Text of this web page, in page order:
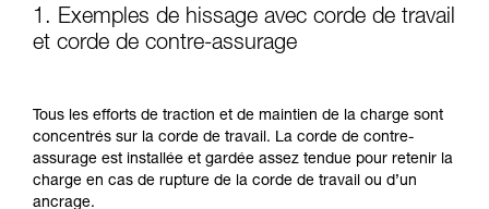
pouvoir comprendre ce complément
d’informations.
Maîtriser ces techniques nécessite une
la manipulation, seul, en toute sécurité, avant
de la reproduire en autonomie.
Nous donnons des exemples de techniques
liées à votre activité. Il peut en exister d’autres
1. Exemples de hissage avec corde de travail
et corde de contre-assurage
Tous les efforts de traction et de maintien de la charge sont
concentrés sur la corde de travail. La corde de contre-
assurage est installée et gardée assez tendue pour retenir la
charge en cas de rupture de la corde de travail ou d’un
ancrage.